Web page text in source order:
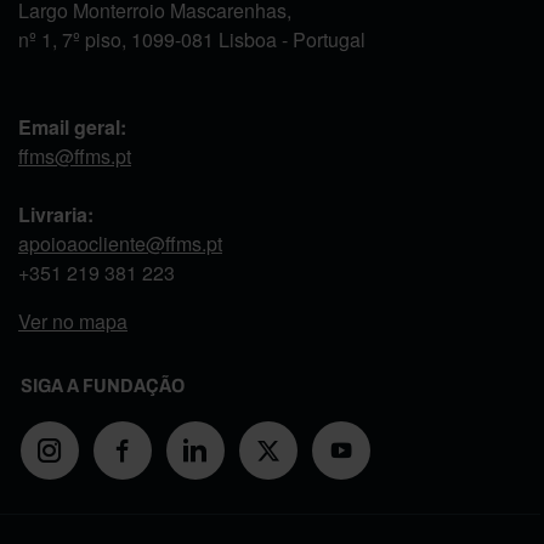
Largo Monterroio Mascarenhas,
nº 1, 7º piso, 1099-081 Lisboa - Portugal
Email geral:
ffms@ffms.pt
Livraria:
apoioaocliente@ffms.pt
+351 219 381 223
Ver no mapa
SIGA A FUNDAÇÃO